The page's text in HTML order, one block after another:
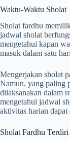
Waktu-Waktu Sholat
Sholat fardhu
jadwal sholat
mengetahui kapan
masuk dalam satu
Mengerjakan sholat
Namun, yang paling
dilaksanakan dalam
mengetahui jadwal
aktivitas harian
Sholat Fardhu